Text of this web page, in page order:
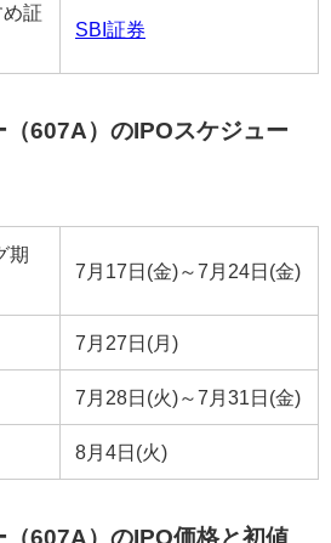
証
SBI証券
（607A）のIPOスケジュー
期
7月17日(金)～7月24日(金)
7月27日(月)
7月28日(火)～7月31日(金)
8月4日(火)
（607A）のIPO価格と初値